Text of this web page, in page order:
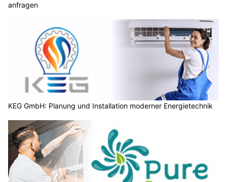
anfragen
KEG GmbH: Planung und Installation moderner Energietechnik